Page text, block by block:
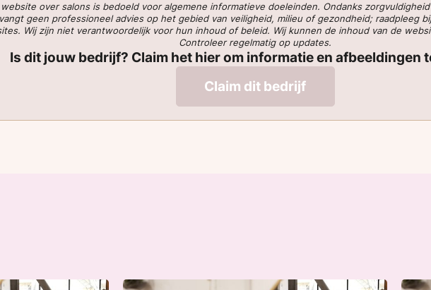
over salons is bedoeld voor algemene informatieve doeleinden. Ondanks
geen professioneel advies op het gebied van veiligheid, milieu of gezondheid; raadpleeg
Wij zijn niet verantwoordelijk voor hun inhoud of beleid. Wij kunnen de inhoud van de
Controleer regelmatig op updates.
Is dit jouw bedrijf? Claim het hier om informatie en afbeeldingen
Claim dit bedrijf